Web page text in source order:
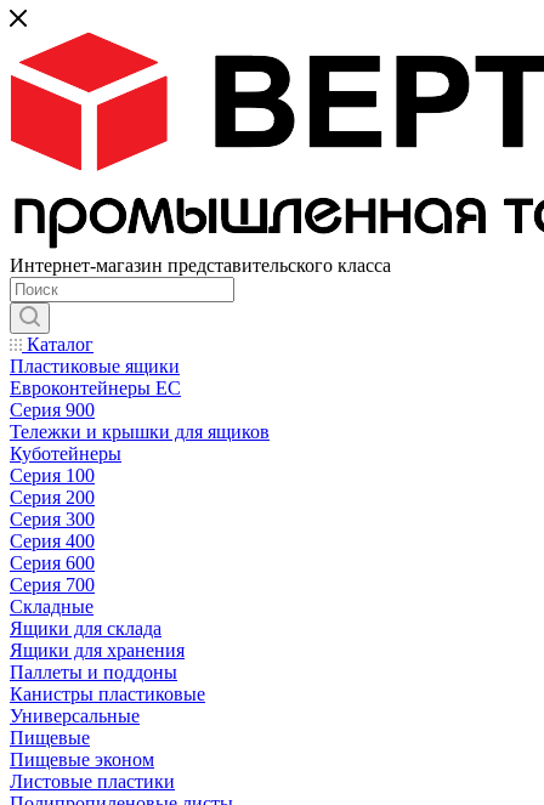
Интернет-магазин представительского класса
Каталог
Пластиковые ящики
Евроконтейнеры ЕС
Серия 900
Тележки и крышки для ящиков
Куботейнеры
Серия 100
Серия 200
Серия 300
Серия 400
Серия 600
Серия 700
Складные
Ящики для склада
Ящики для хранения
Паллеты и поддоны
Канистры пластиковые
Универсальные
Пищевые
Пищевые эконом
Листовые пластики